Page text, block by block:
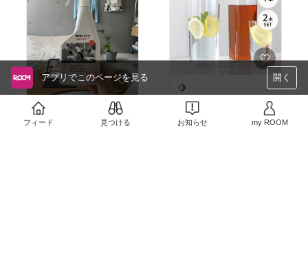
苦手なキッチンまわりの
掃除を少しでも気分上げ
🍋
￥2,200〜
6
アプリでこのページを見る 開く
フィード 見つける お知らせ my ROOM